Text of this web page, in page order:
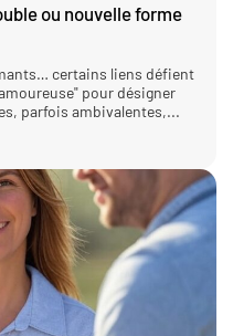
ou nouvelle forme
certains liens défient
pour désigner
parfois ambivalentes,...